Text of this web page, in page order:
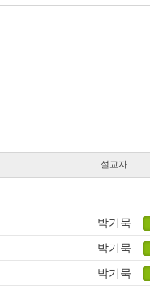
설교자
박기묵
박기묵
박기묵